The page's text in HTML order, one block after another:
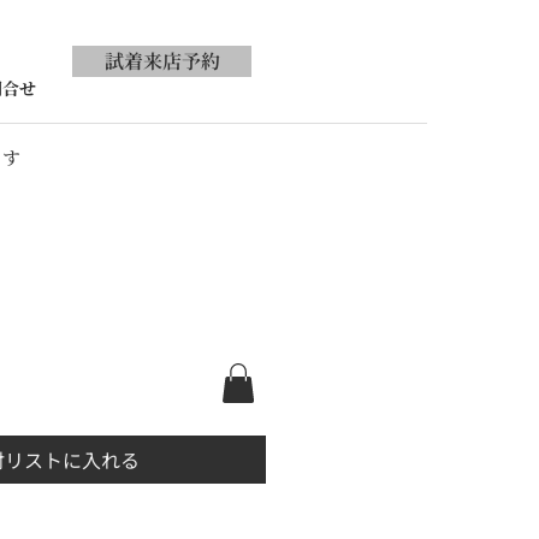
せ
試着来店予約
ストに入れる